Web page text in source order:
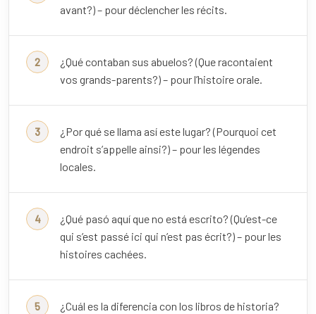
avant?) – pour déclencher les récits.
¿Qué contaban sus abuelos? (Que racontaient
vos grands-parents?) – pour l’histoire orale.
¿Por qué se llama así este lugar? (Pourquoi cet
endroit s’appelle ainsi?) – pour les légendes
locales.
¿Qué pasó aquí que no está escrito? (Qu’est-ce
qui s’est passé ici qui n’est pas écrit?) – pour les
histoires cachées.
¿Cuál es la diferencia con los libros de historia?